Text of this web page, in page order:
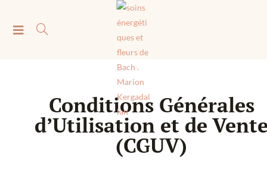
Conditions Générales
d’Utilisation et de
(CGUV)